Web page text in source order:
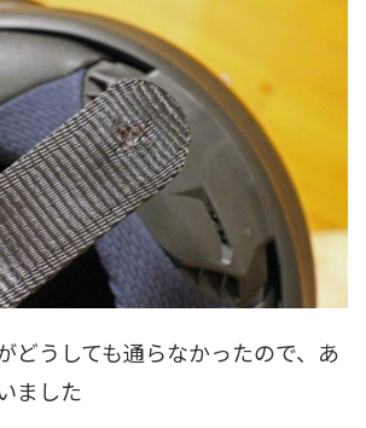
どうしても通らなかったので、あ
ました